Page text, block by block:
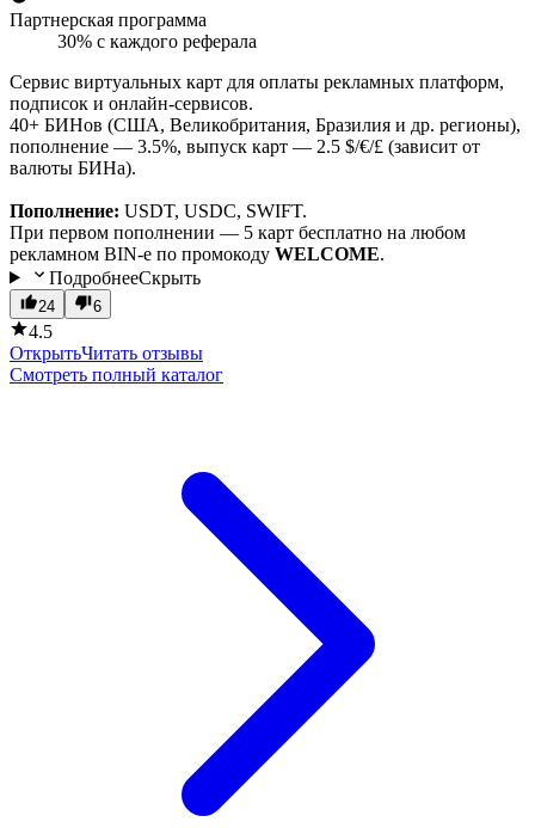
Партнерская программа
30% с каждого реферала
Сервис виртуальных карт для оплаты рекламных платформ,
подписок и онлайн-сервисов.
40+ БИНов (США, Великобритания, Бразилия и др. регионы),
пополнение — 3.5%, выпуск карт — 2.5 $/€/£ (зависит от
валюты БИНа).
Пополнение: USDT, USDC, SWIFT.
При первом пополнении — 5 карт бесплатно на любом
рекламном BIN-е по промокоду WELCOME.
ПодробнееСкрыть
24 6
4.5
ОткрытьЧитать отзывы
Смотреть полный каталог